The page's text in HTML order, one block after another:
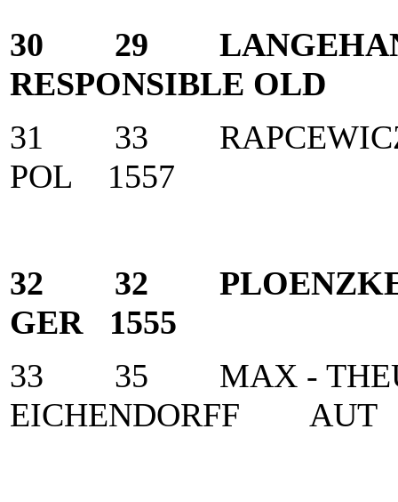
30 29
RESPONSIBLE OLD
31 33
POL 1557
32 32
GER 1555
33 35 MAX -
EICHENDORFF AUT